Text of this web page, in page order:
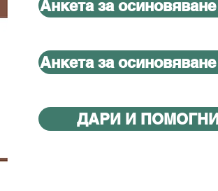
Анкета за
Анкета за
ДАРИ И